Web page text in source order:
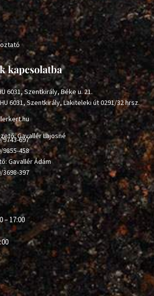
kapcsolatba
6031, Szentkirály, Béke u. 21.
6031, Szentkirály, Lakiteleki út 0291/32 hrsz.
Gavallér Lajosné
9743-697
9855-458
Gavallér Ádám
3698-397
– 17:00